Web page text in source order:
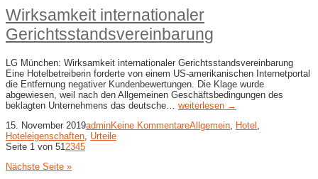
Wirksamkeit internationaler
Gerichtsstandsvereinbarung
LG München: Wirksamkeit internationaler Gerichtsstandsvereinbarung
Eine Hotelbetreiberin forderte von einem US-amerikanischen Internetportal
die Entfernung negativer Kundenbewertungen. Die Klage wurde
abgewiesen, weil nach den Allgemeinen Geschäftsbedingungen des
beklagten Unternehmens das deutsche… weiterlesen →
15. November 2019adminKeine KommentareAllgemein Hotel
Hoteleigenschaften Urteile
Seite 1 von 51 2345
Nächste Seite »